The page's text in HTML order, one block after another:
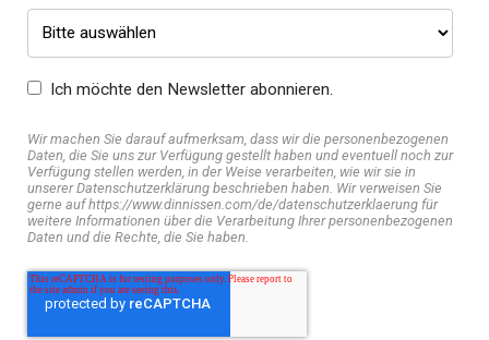
Ich möchte den Newsletter abonnieren.
Wir machen Sie darauf aufmerksam, dass wir die personenbezogenen
Daten, die Sie uns zur Verfügung gestellt haben und eventuell noch zur
Verfügung stellen werden, in der Weise verarbeiten, wie wir sie in
unserer Datenschutzerklärung beschrieben haben. Wir verweisen Sie
gerne auf https://www.dinnissen.com/de/datenschutzerklaerung für
weitere Informationen über die Verarbeitung Ihrer personenbezogenen
Daten und die Rechte, die Sie haben.